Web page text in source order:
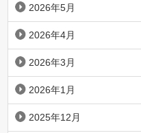
2026年5月
2026年4月
2026年3月
2026年1月
2025年12月